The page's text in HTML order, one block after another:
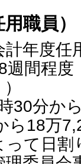
職員）
年度任
週間程
30分か
ら18万
って日割